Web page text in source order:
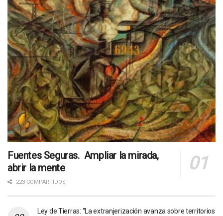
Fuentes Seguras. Ampliar la mirada,
abrir la mente
223 COMPARTIDOS
Ley de Tierras: “La extranjerización avanza sobre territorios